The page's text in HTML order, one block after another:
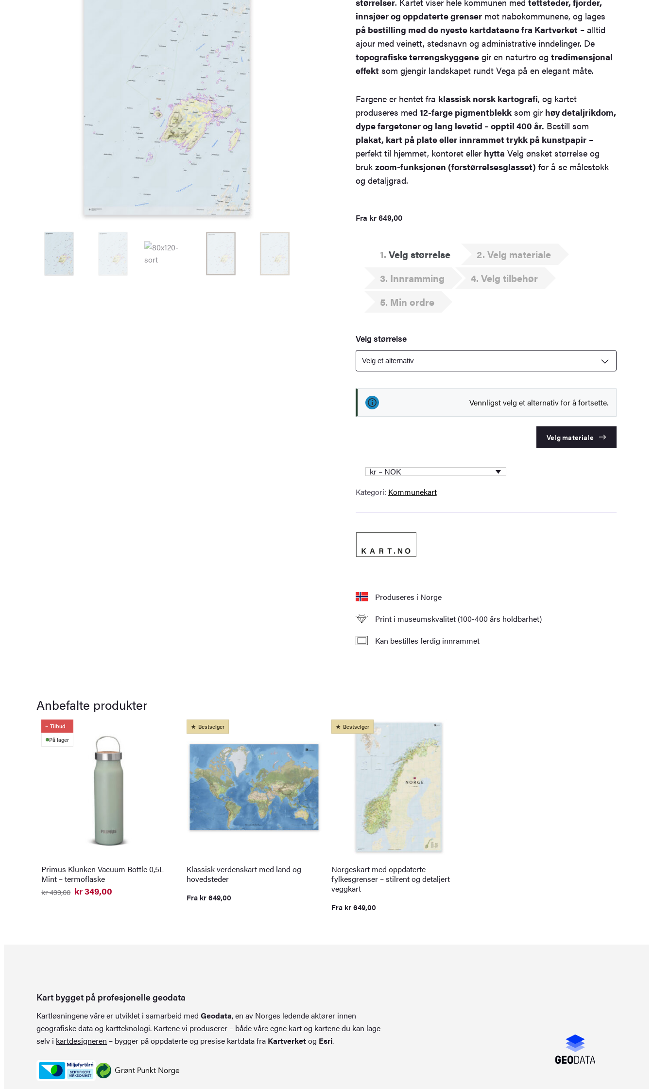
innsjøer og oppdaterte grensermot nabokommunene, og lages
på bestilling med de nyeste kartdataene fra Kartverket– alltid
ajour med veinett, stedsnavn og administrative inndelinger. De
topografiske terrengskyggenegir en naturtro og tredimensjonal
effektsom gjengir landskapet rundt Vega på en elegant måte.
Fargene er hentet fra klassisk norsk kartografi, og kartet
produseres med 12-farge pigmentblekksom gir høy detaljrikdom,
dype fargetoner og lang levetid – opptil 400 år. Bestill som
plakat, kart på plate eller innrammet trykk på kunstpapir–
perfekt til hjemmet, kontoret eller hytta Velg ønsket størrelse og
bruk zoom-funksjonen (forstørrelsesglasset) for å se målestokk
og detaljgrad.
Fra kr649,00
1 Velg størrelse 2 Velg materiale
3 Innramming 4 Velg tilbehør
5 Min ordre
Velg størrelse
Vennligst velg et alternativ for å fortsette.
Velg materiale
kr – NOK
Kategori: Kommunekart
Produseres i Norge
Print i museumskvalitet (100-400 års holdbarhet)
Kan bestilles ferdig innrammet
Anbefalte produkter
Tilbud
På lager
Primus Klunken Vacuum Bottle 0,5L
Mint – termoflaske
kr499,00
Opprinnelig
kr349,00
Nåværende
Bestselger
Klassisk verdenskart med land og
hovedsteder
Fra kr649,00
Bestselger
Norgeskart med oppdaterte
fylkesgrenser – stilrent og detaljert
veggkart
Fra kr649,00
Kart bygget på profesjonelle geodata
Kartløsningene våre er utviklet i samarbeid medGeodata, en av Norges ledende aktører innen
geografiske data og kartteknologi. Kartene vi produserer – både våre egne kart og kartene du kan lage
selv i kartdesigneren – bygger på oppdaterte og presise kartdata fra Kartverketog Esri.